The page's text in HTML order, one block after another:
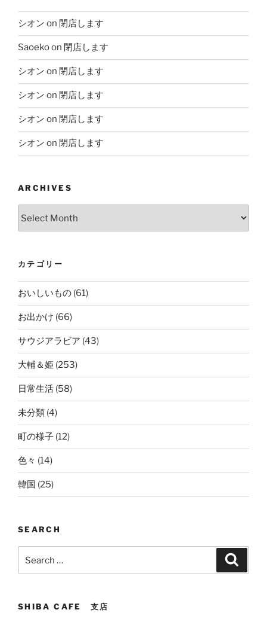
シオン on 閉店します
Saoekoon 閉店します
シオン on 閉店します
シオン on 閉店します
シオン on 閉店します
シオン on 閉店します
ARCHIVES
カテゴリー
おいしいもの (61)
お出かけ (66)
サウジアラビア (43)
大輔＆姫 (253)
日常生活 (58)
未分類 (4)
町の様子 (12)
色々 (14)
韓国 (25)
SEARCH
SHIBA CAFE 支店